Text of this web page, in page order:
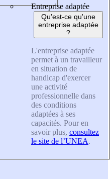
Entreprise adaptée
Qu'est-ce qu'une
entreprise adaptée
?
L'entreprise adaptée
permet à un travailleur
en situation de
handicap d'exercer
une activité
professionnelle dans
des conditions
adaptées à ses
capacités. Pour en
savoir plus, consultez
le site de l’UNEA.